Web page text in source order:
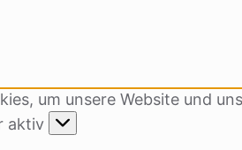
um unsere Website und
aktiv